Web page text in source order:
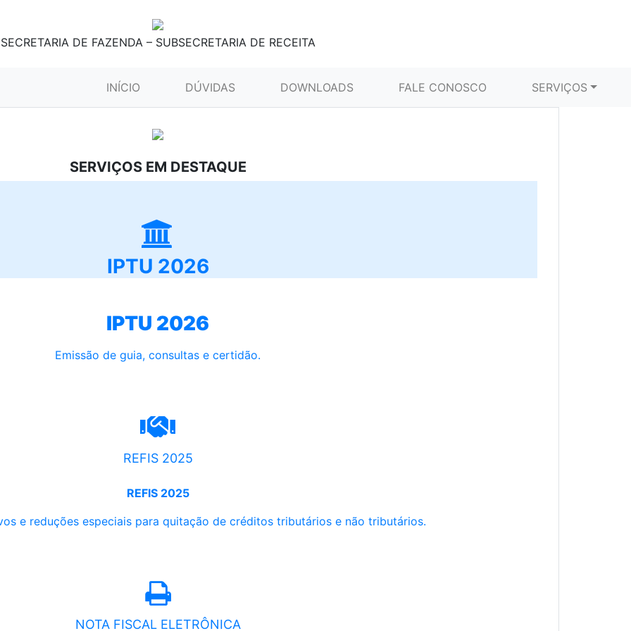
SECRETARIA DE FAZENDA – SUBSECRETARIA DE RECEITA
INÍCIO (CURRENT)DÚVIDAS DOWNLOADS FALE CONOSCO SERVIÇOS
SERVIÇOS EM DESTAQUE
IPTU 2026
IPTU 2026
Emissão de guia, consultas e certidão.
REFIS 2025
REFIS 2025
e reduções especiais para quitação de créditos tributários e não tributários.
NOTA FISCAL ELETRÔNICA